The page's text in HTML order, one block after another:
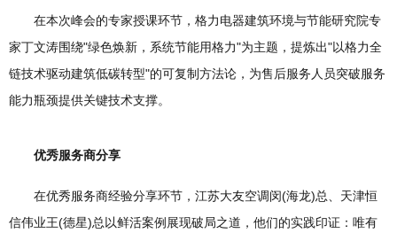
在本次峰会的专家授课环节，格力电器建筑环境与节能研究院专
家丁文涛围绕"绿色焕新，系统节能用格力"为主题，提炼出"以格力全
链技术驱动建筑低碳转型"的可复制方法论，为售后服务人员突破服务
能力瓶颈提供关键技术支撑。
优秀服务商分享
在优秀服务商经验分享环节，江苏大友空调闵(海龙)总、天津恒
信伟业王(德星)总以鲜活案例展现破局之道，他们的实践印证：唯有